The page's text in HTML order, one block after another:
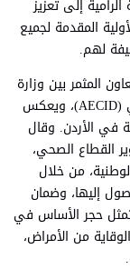
إلى تعزيز
المقدمة لجميع
لهم.
المثمر بين وزارة
الصحة والوكالة الإسبانية للتعاون الإنمائي الدولي (AECID)، ويعكس
في الأردن. وقال
القطاع الصحي،
من خلال
إليها، وضمان
تمثل حجر الأساس في
من الأمراض،